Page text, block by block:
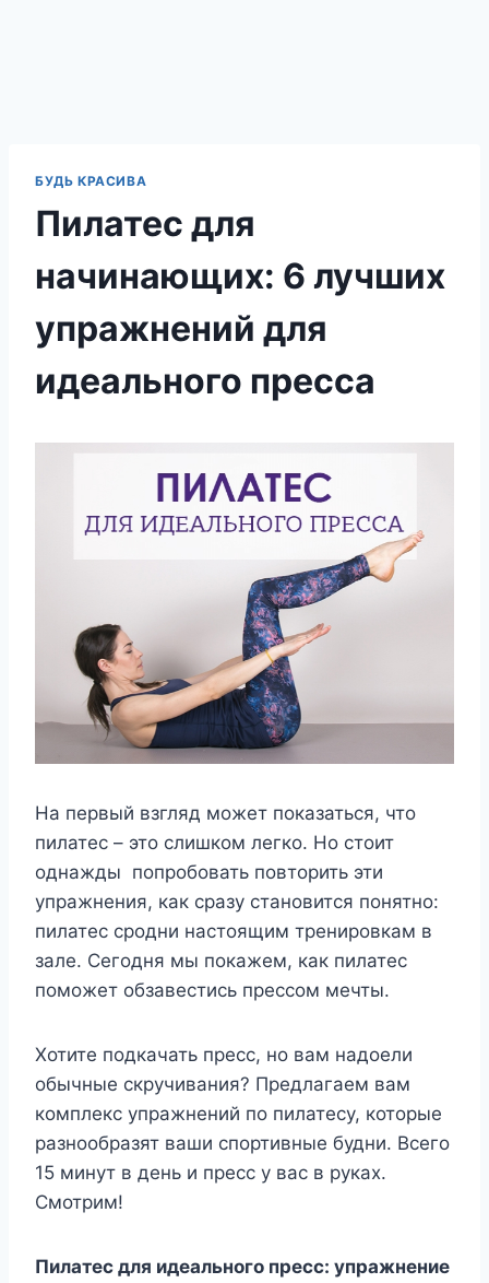
БУДЬ КРАСИВА
Пилатес для
начинающих: 6 лучших
упражнений для
идеального пресса
На первый взгляд может показаться, что
пилатес – это слишком легко. Но стоит
однажды попробовать повторить эти
упражнения, как сразу становится понятно:
пилатес сродни настоящим тренировкам в
зале. Сегодня мы покажем, как пилатес
поможет обзавестись прессом мечты.
Хотите подкачать пресс, но вам надоели
обычные скручивания? Предлагаем вам
комплекс упражнений по пилатесу, которые
разнообразят ваши спортивные будни. Всего
15 минут в день и пресс у вас в руках.
Смотрим!
Пилатес для идеального пресс: упражнение